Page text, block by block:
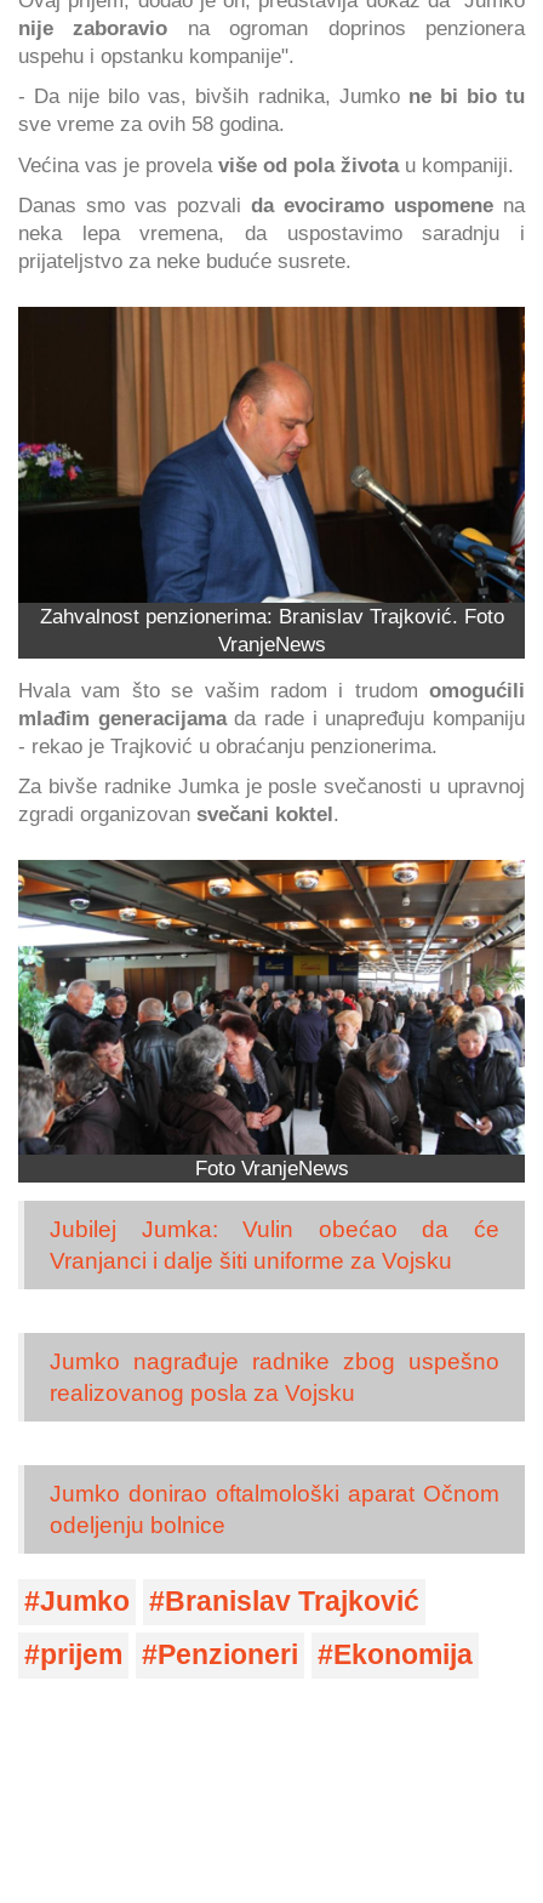
nije zaboravio na ogroman doprinos penzionera
uspehu i opstanku kompanije".
- Da nije bilo vas, bivših radnika, Jumko ne bi bio tu
sve vreme za ovih 58 godina.
Većina vas je provela više od pola životau kompaniji.
Danas smo vas pozvali da evociramo uspomene na
neka lepa vremena, da uspostavimo saradnju i
prijateljstvo za neke buduće susrete.
Zahvalnost penzionerima: Branislav Trajković. Foto
VranjeNews
Hvala vam što se vašim radom i trudom omogućili
mlađim generacijamada rade i unapređuju kompaniju
- rekao je Trajković u obraćanju penzionerima.
Za bivše radnike Jumka je posle svečanosti u upravnoj
zgradi organizovan svečani koktel.
Foto VranjeNews
Jubilej Jumka: Vulin obećao da će
Vranjanci i dalje šiti uniforme za Vojsku
Jumko nagrađuje radnike zbog uspešno
realizovanog posla za Vojsku
Jumko donirao oftalmološki aparat Očnom
odeljenju bolnice
Jumko
Branislav Trajković
prijem
Penzioneri Ekonomija